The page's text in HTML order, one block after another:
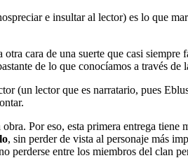
e insultar al lector) es lo que
cara de una suerte que casi siempre
de lo que conocíamos a través
(un lector que es narratario, pues
Por eso, esta primera entrega tiene
, sin perder de vista al personaje más
perderse entre los miembros del clan